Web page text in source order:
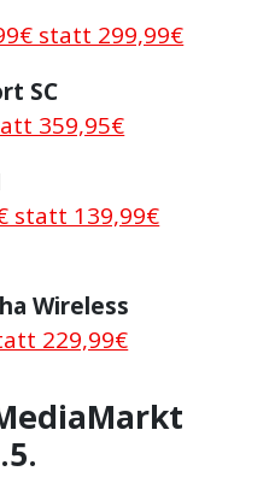
statt 299,99€
SC
359,95€
statt 139,99€
Wireless
229,99€